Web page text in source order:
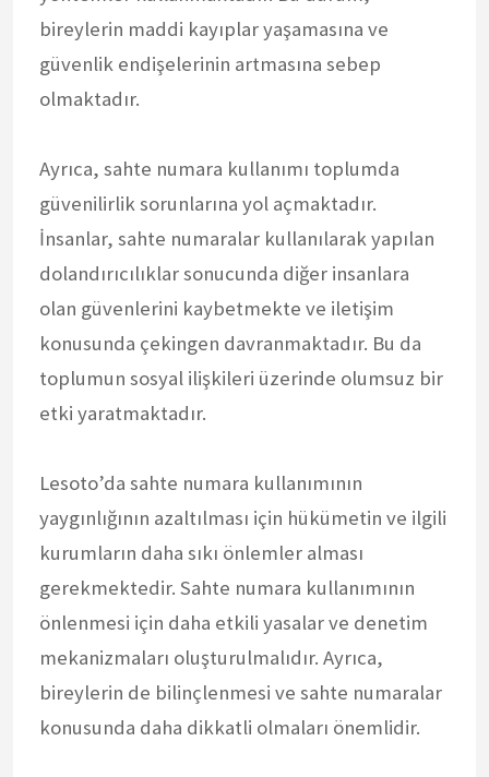
bireylerin maddi kayıplar yaşamasına ve
güvenlik endişelerinin artmasına sebep
olmaktadır.
Ayrıca, sahte numara kullanımı toplumda
güvenilirlik sorunlarına yol açmaktadır.
İnsanlar, sahte numaralar kullanılarak yapılan
dolandırıcılıklar sonucunda diğer insanlara
olan güvenlerini kaybetmekte ve iletişim
konusunda çekingen davranmaktadır. Bu da
toplumun sosyal ilişkileri üzerinde olumsuz bir
etki yaratmaktadır.
Lesoto’da sahte numara kullanımının
yaygınlığının azaltılması için hükümetin ve ilgili
kurumların daha sıkı önlemler alması
gerekmektedir. Sahte numara kullanımının
önlenmesi için daha etkili yasalar ve denetim
mekanizmaları oluşturulmalıdır. Ayrıca,
bireylerin de bilinçlenmesi ve sahte numaralar
konusunda daha dikkatli olmaları önemlidir.